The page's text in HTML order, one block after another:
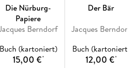
Provinz.' (Badische Neueste
Die Nürburg-
Papiere
Berndorf
Buch (kartoniert)
15,00 €*
Der Bär
Jacques Berndorf
Buch (kartoniert)
12,00 €*